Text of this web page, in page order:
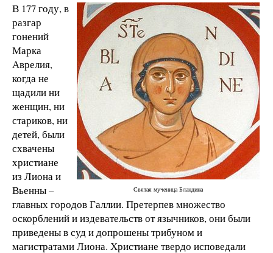
Святая мученица Бландина
В 177 году, в
разгар
гонений
Марка
Аврелия,
когда не
щадили ни
женщин, ни
стариков, ни
детей, были
схвачены
христиане
из Лиона и
Вьенны –
главных городов Галлии. Претерпев множество
оскорблений и издевательств от язычников, они были
приведены в суд и допрошены трибуном и
магистратами Лиона. Христиане твердо исповедали